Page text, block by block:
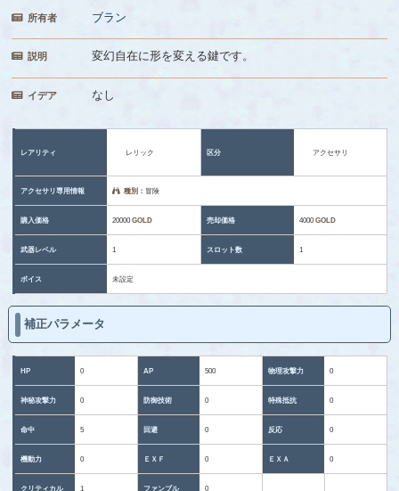
所有者 ブラン
説明 変幻自在に形を変える鍵です。
イデア なし
レアリティ レリック 区分 アクセサリ
アクセサリ専用情報 種別： 冒険
購入価格 20000GOLD 売却価格 4000GOLD
武器レベル 1 スロット数 1
ボイス 未設定
補正パラメータ
HP 0 AP 500 物理攻撃力 0
神秘攻撃力 0 防御技術 0 特殊抵抗 0
命中 5 回避 0 反応 0
機動力 0 ＥＸＦ 0 ＥＸＡ 0
クリティカル 1 ファンブル 0